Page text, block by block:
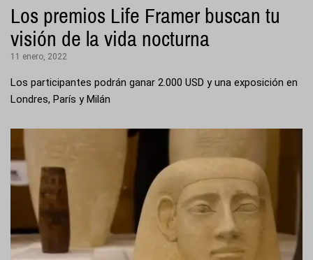
Los premios Life Framer buscan tu
visión de la vida nocturna
11 enero, 2022
Los participantes podrán ganar 2.000 USD y una exposición en
Londres, París y Milán